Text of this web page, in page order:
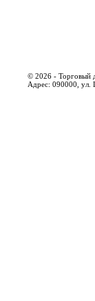
© 2026 - Торговый
Адрес: 090000, ул.